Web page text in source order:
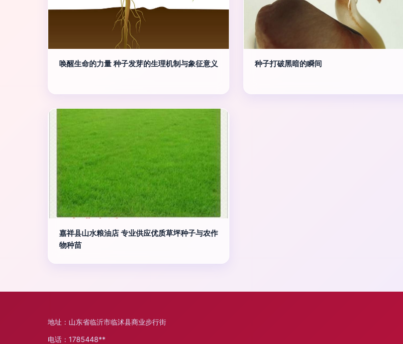
唤醒生命的力量 种子发芽的生理机制与象征意义 种子打破黑暗的瞬间
嘉祥县山水粮油店 专业供应优质草坪种子与农作
物种苗
地址：山东省临沂市临沭县商业步行街
电话：1785448**